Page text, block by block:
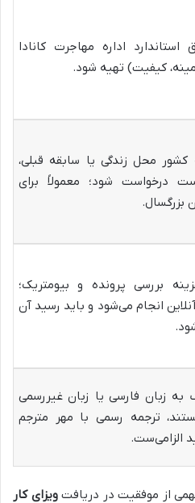
استاندارد اداره مهاجرت کانادا
زمینه، کیفیت) تهیه شود.
محل زندگی یا سابقه قبلی،
درخواست شود؛ معمولاً برای
بزرگسال.
بررسی پرونده و بیومتریک؛
انجام می‌شود و باید رسید آن
به زبان فارسی یا زبان غیررسمی
ترجمه رسمی با مهر مترجم
الزامی‌ست.
از موفقیت در دریافتویزای کار